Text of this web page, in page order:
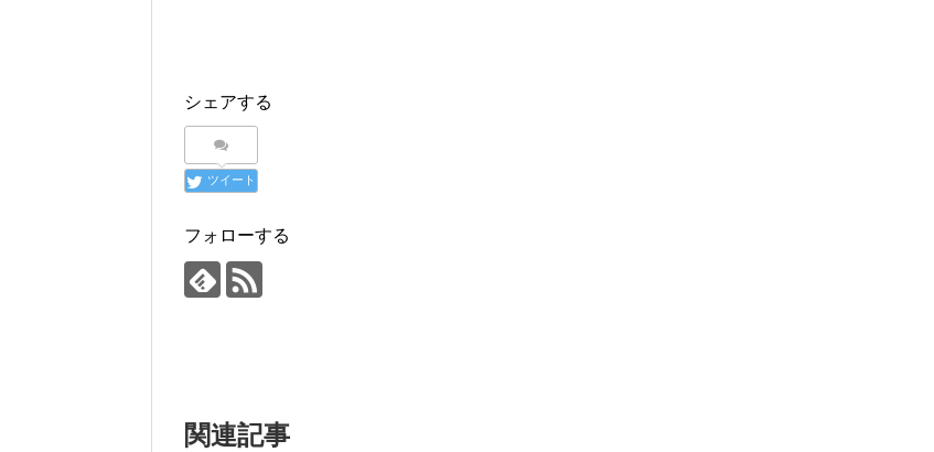
シェアする
ツイート
フォローする
関連記事